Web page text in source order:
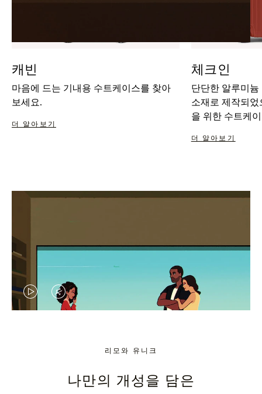
캐빈
마음에 드는 기내용 수트케이스를 찾아
보세요.
더 알아보기
체크인
단단한 알루미
소재로 제작되
을 위한 수트케
더 알아보기
VIDEO
PRESS
VIDEO
MUTED,
PRESS
리모와 유니크
나만의 개성을 담은